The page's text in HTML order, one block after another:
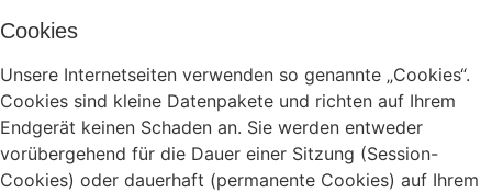
Cookies
Unsere Internetseiten verwenden so genannte „Cookies“.
Cookies sind kleine Datenpakete und richten auf Ihrem
Endgerät keinen Schaden an. Sie werden entweder
vorübergehend für die Dauer einer Sitzung (Session-
Cookies) oder dauerhaft (permanente Cookies) auf Ihrem